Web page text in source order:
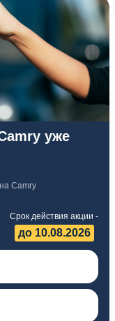
уже
Camry
Срок действия акции -
до 10.08.2026